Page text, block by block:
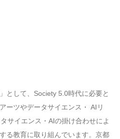
として、Society 5.0時代に必要と
ーツやデータサイエンス・ AIリ
サイエンス・AIの掛け合わせによ
る教育に取り組んでいます。京都